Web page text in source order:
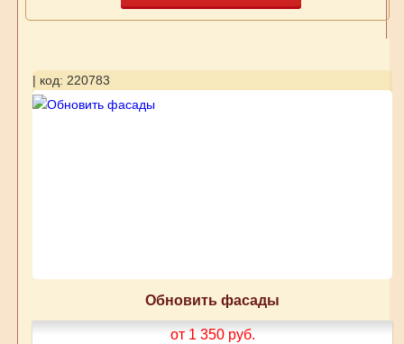
| код: 220783
Обновить фасады
от 1 350 руб.